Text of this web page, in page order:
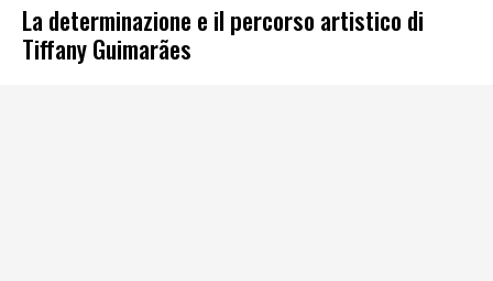
La determinazione e il percorso artistico di
Tiffany Guimarães